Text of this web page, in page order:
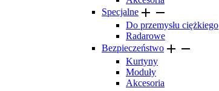
Specjalne  
Do przemysłu ciężkiego
Radarowe
Bezpieczeństwo  
Kurtyny
Moduły
Akcesoria